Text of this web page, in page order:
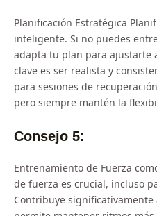
Planificación Estratégica
inteligente. Si no puedes
adapta tu plan para ajustarte
clave es ser realista y
para sesiones de
pero siempre mantén la
Consejo 5:
Entrenamiento de Fuerza
de fuerza es crucial, incluso
Contribuye